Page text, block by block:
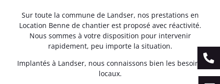
Sur toute la commune de Landser, nos prestations en
Location Benne de chantier est proposé avec réactivité.
Nous sommes à votre disposition pour intervenir
rapidement, peu importe la situation.
Implantés à Landser, nous connaissons bien les besoins
locaux.